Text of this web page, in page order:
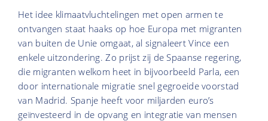
Het idee klimaatvluchtelingen met open armen te
ontvangen staat haaks op hoe Europa met migranten
van buiten de Unie omgaat, al signaleert Vince een
enkele uitzondering. Zo prijst zij de Spaanse regering,
die migranten welkom heet in bijvoorbeeld Parla, een
door internationale migratie snel gegroeide voorstad
van Madrid. Spanje heeft voor miljarden euro’s
geïnvesteerd in de opvang en integratie van mensen